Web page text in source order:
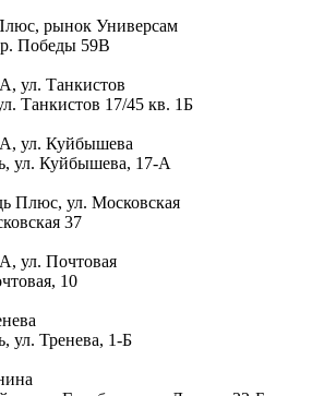
рынок Универсам
Победы 59В
ул. Танкистов
Танкистов 17/45 кв. 1Б
ул. Куйбышева
ул. Куйбышева, 17-А
Плюс, ул. Московская
37
ул. Почтовая
10
ул. Тренева, 1-Б